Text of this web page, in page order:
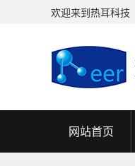
欢迎来到热耳科技
网站首页